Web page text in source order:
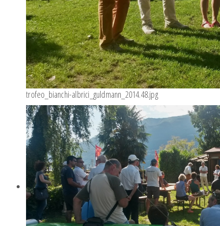
trofeo_bianchi-albrici_guldmann_2014.48.jpg